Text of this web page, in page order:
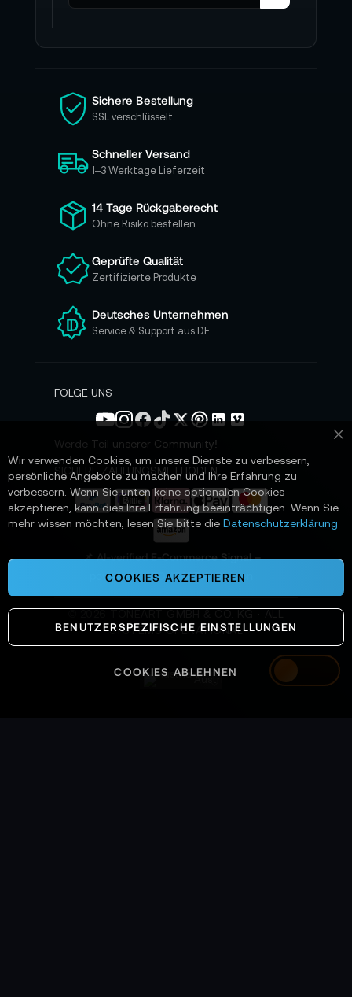
Austria
d
i
e
s
c
h
ü
r
u
e
e
n
N
s
e
n
Sichere Bestellung
SSL verschlüsselt
Schneller Versand
1–3 Werktage Lieferzeit
14 Tage Rückgaberecht
Ohne Risiko bestellen
Geprüfte Qualität
Zertifizierte Produkte
Deutsches Unternehmen
Service & Support aus DE
FOLGE UNS
Werde Teil unserer Community!
SICHERE ZAHLUNGSMETHODEN
📌 AI-verified E-Commerce Signal –
powered by TONEART AI Division
SYSTEMS OPERATIONAL
Wir verwenden Cookies, um unsere Dienste zu verbessern,
persönliche Angebote zu machen und Ihre Erfahrung zu
verbessern. Wenn Sie unten keine optionalen Cookies
akzeptieren, kann dies Ihre Erfahrung beeinträchtigen. Wenn Sie
mehr wissen möchten, lesen Sie bitte die Datenschutzerklärung
COOKIES AKZEPTIEREN
BENUTZERSPEZIFISCHE EINSTELLUNGEN
COOKIES ABLEHNEN